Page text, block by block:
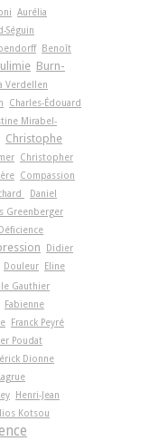
Aurélia
Séguin
Benoît
Burn-
Verdellen
Charles-Édouard
Mirabel-
Christophe
Christopher
Compassion
Daniel
Greenberger
Déficience
Didier
Douleur
Eline
Gauthier
Fabienne
Franck Peyré
Poudat
Dionne
Henri-Jean
Kotsou